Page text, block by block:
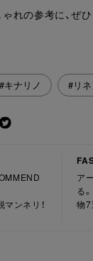
れの参考に、ぜひ
#キナリノ #リ
マンネリ！
ア
る
物7